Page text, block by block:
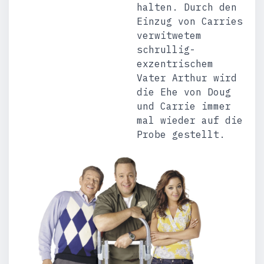
halten. Durch den
Einzug von Carries
verwitwetem
schrullig-
exzentrischem
Vater Arthur wird
die Ehe von Doug
und Carrie immer
mal wieder auf die
Probe gestellt.